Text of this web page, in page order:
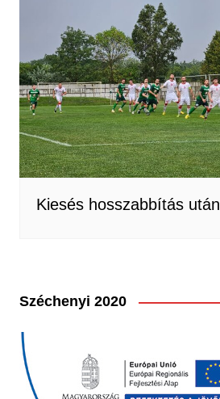
Kiesés hosszabbítás után
Széchenyi 2020